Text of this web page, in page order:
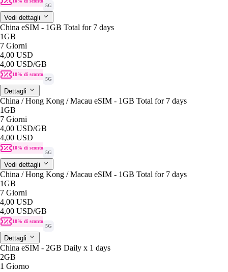
5G
Vedi dettagli
China eSIM - 1GB Total for 7 days
1GB
7 Giorni
4,00 USD
4,00 USD/GB
10% di sconto
5G
Dettagli
China / Hong Kong / Macau eSIM - 1GB Total for 7 days
1GB
7 Giorni
4,00 USD/GB
4,00 USD
10% di sconto
5G
Vedi dettagli
China / Hong Kong / Macau eSIM - 1GB Total for 7 days
1GB
7 Giorni
4,00 USD
4,00 USD/GB
10% di sconto
5G
Dettagli
China eSIM - 2GB Daily x 1 days
2GB
1 Giorno